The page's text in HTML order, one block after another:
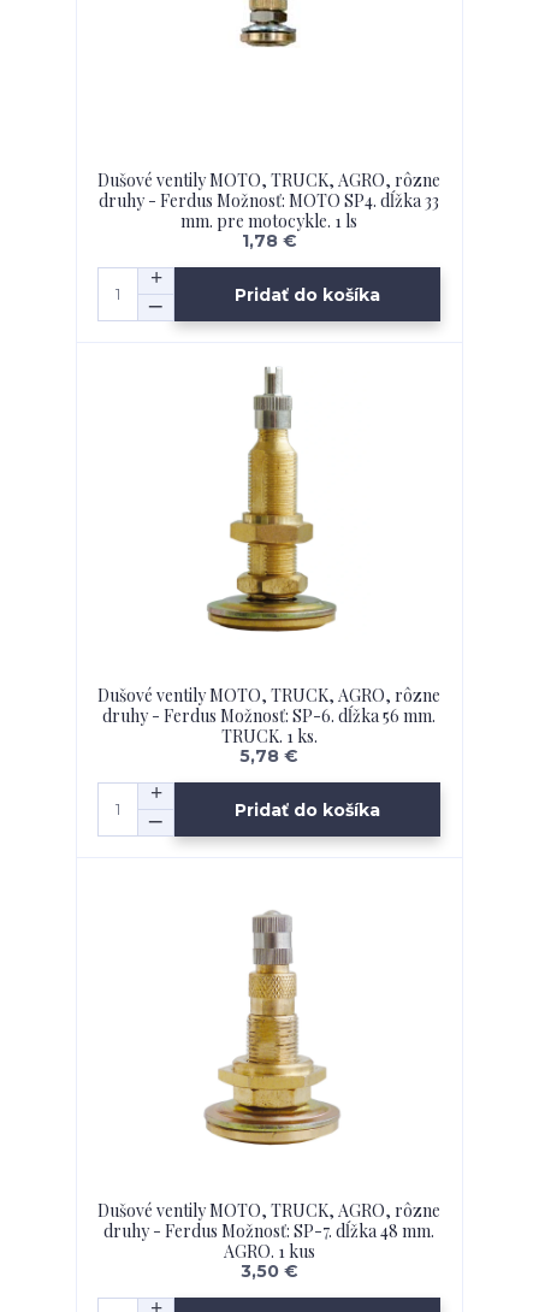
Dušové ventily MOTO, TRUCK, AGRO, rôzne
druhy - Ferdus Možnosť: MOTO SP4. dĺžka 33
mm. pre motocykle. 1 ls
1,78 €
Pridať do košíka
Dušové ventily MOTO, TRUCK, AGRO, rôzne
druhy - Ferdus Možnosť: SP-6. dĺžka 56 mm.
TRUCK. 1 ks.
5,78 €
Pridať do košíka
Dušové ventily MOTO, TRUCK, AGRO, rôzne
druhy - Ferdus Možnosť: SP-7. dĺžka 48 mm.
AGRO. 1 kus
3,50 €